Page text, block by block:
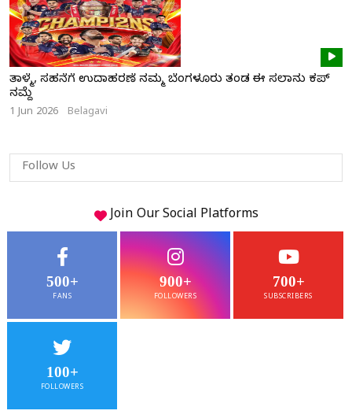
ತಾಳ್ಮೆ, ಸಹನೆಗೆ ಉದಾಹರಣೆ ನಮ್ಮ ಬೆಂಗಳೂರು ತಂಡ ಈ ಸಲಾನು ಕಪ್
ನಮ್ದೆ
1 Jun 2026 Belagavi
Follow Us
Join Our Social Platforms
500+
FANS
900+
FOLLOWERS
700+
SUBSCRIBERS
100+
FOLLOWERS